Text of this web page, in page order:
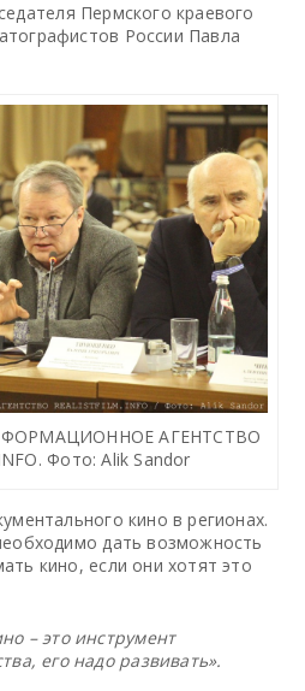
Пермского краевого
России Павла
АГЕНТСТВО
Фото: Alik Sandor
кино в регионах.
дать возможность
кино, если они хотят это
– это инструмент
его надо развивать».